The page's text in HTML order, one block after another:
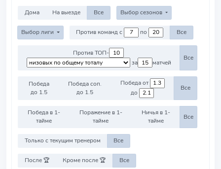
Дома На выезде Все Выбор сезонов
Выбор лиги Против команд с по Все
Против ТОП-
за
матчей
Все
Победа
до 1.5
Победа соп.
до 1.5
Победа от
до
Все
Победа в 1-
тайме
Поражение в 1-
тайме
Ничья в 1-
тайме
Все
Только с текущим тренером Все
После 🏆 Кроме после 🏆 Все